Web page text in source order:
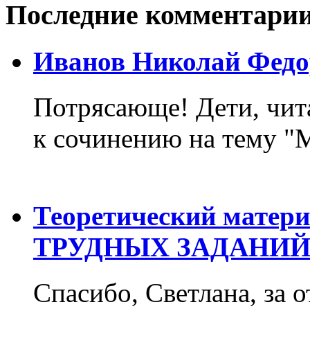
Последние
Иванов Николай
Потрясающе! Дети,
к сочинению на тему
Теоретический
ТРУДНЫХ
Спасибо, Светлана, за